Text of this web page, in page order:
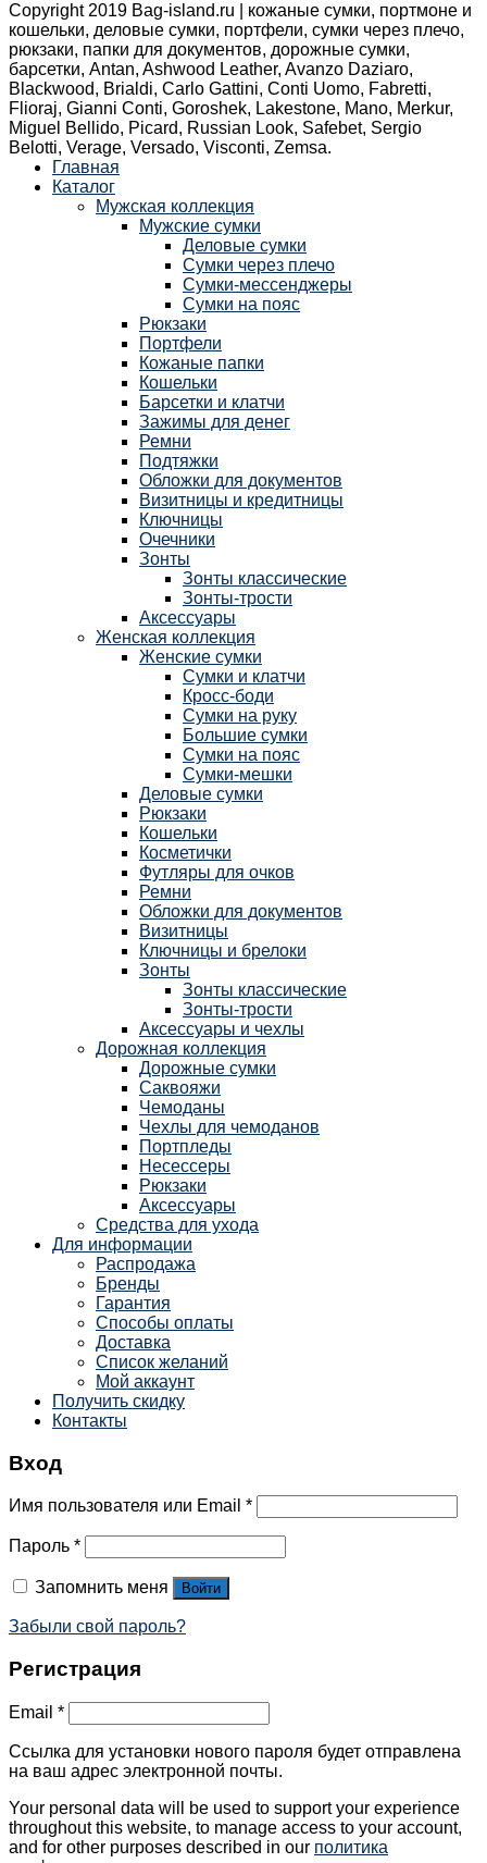
Copyright 2019 Bag-island.ru | кожаные сумки, портмоне и
кошельки, деловые сумки, портфели, сумки через плечо,
рюкзаки, папки для документов, дорожные сумки,
барсетки, Antan, Ashwood Leather, Avanzo Daziaro,
Blackwood, Brialdi, Carlo Gattini, Conti Uomo, Fabretti,
Flioraj, Gianni Conti, Goroshek, Lakestone, Mano, Merkur,
Miguel Bellido, Picard, Russian Look, Safebet, Sergio
Belotti, Verage, Versado, Visconti, Zemsa.
Главная
Каталог
Мужская коллекция
Мужские сумки
Деловые сумки
Сумки через плечо
Сумки-мессенджеры
Сумки на пояс
Рюкзаки
Портфели
Кожаные папки
Кошельки
Барсетки и клатчи
Зажимы для денег
Ремни
Подтяжки
Обложки для документов
Визитницы и кредитницы
Ключницы
Очечники
Зонты
Зонты классические
Зонты-трости
Аксессуары
Женская коллекция
Женские сумки
Сумки и клатчи
Кросс-боди
Сумки на руку
Большие сумки
Сумки на пояс
Сумки-мешки
Деловые сумки
Рюкзаки
Кошельки
Косметички
Футляры для очков
Ремни
Обложки для документов
Визитницы
Ключницы и брелоки
Зонты
Зонты классические
Зонты-трости
Аксессуары и чехлы
Дорожная коллекция
Дорожные сумки
Саквояжи
Чемоданы
Чехлы для чемоданов
Портпледы
Несессеры
Рюкзаки
Аксессуары
Средства для ухода
Для информации
Распродажа
Бренды
Гарантия
Способы оплаты
Доставка
Список желаний
Мой аккаунт
Получить скидку
Контакты
Вход
Имя пользователя или Email *
Пароль *
Запомнить меня Войти
Забыли свой пароль?
Регистрация
Email *
Ссылка для установки нового пароля будет отправлена ​​
на ваш адрес электронной почты.
Your personal data will be used to support your experience
throughout this website, to manage access to your account,
and for other purposes described in our политика